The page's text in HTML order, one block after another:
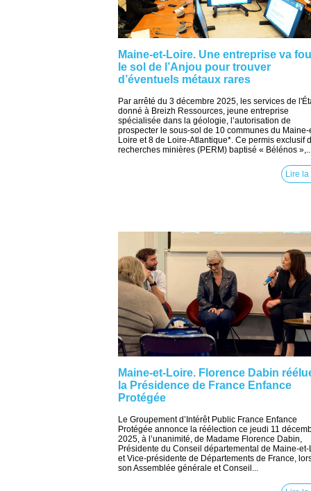
Maine-et-Loire. Une entreprise va
le sol de l’Anjou pour trouver
d’éventuels métaux rares
Par arrêté du 3 décembre 2025, les services de
donné à Breizh Ressources, jeune entreprise
spécialisée dans la géologie, l’autorisation de
prospecter le sous-sol de 10 communes du Maine-
Loire et 8 de Loire-Atlantique*. Ce permis exclusif
recherches minières (PERM) baptisé « Bélénos
Lire la
Maine-et-Loire. Florence Dabin
la Présidence de France Enfance
Protégée
Le Groupement d’Intérêt Public France Enfance
Protégée annonce la réélection ce jeudi 11
2025, à l’unanimité, de Madame Florence Dabin,
Présidente du Conseil départemental de Maine-
et Vice-présidente de Départements de France,
son Assemblée générale et Conseil...